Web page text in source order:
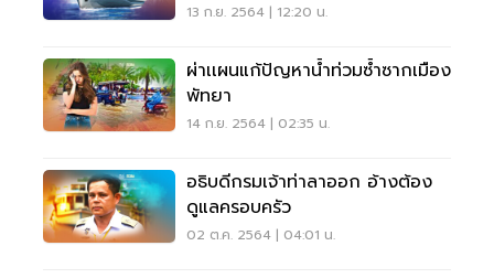
13 ก.ย. 2564 | 12:20 น.
ผ่าเเผนแก้ปัญหาน้ำท่วมซ้ำซากเมือง
พัทยา
14 ก.ย. 2564 | 02:35 น.
อธิบดีกรมเจ้าท่าลาออก อ้างต้อง
ดูแลครอบครัว
02 ต.ค. 2564 | 04:01 น.